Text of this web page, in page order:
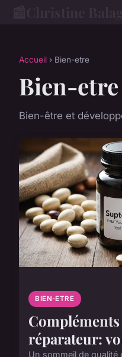
Accueil › Bien-etre
Bien-etre
Bien-être et
BIEN-ETRE
réparateur:
Un sommeil de